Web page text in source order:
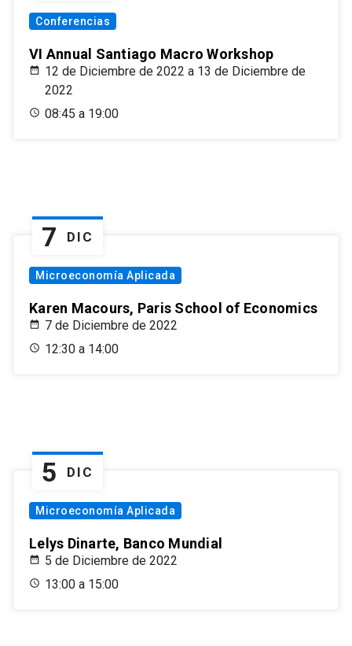
Conferencias
VI Annual Santiago Macro Workshop
12 de Diciembre de 2022 a 13 de Diciembre de
2022
08:45 a 19:00
7 DIC
Microeconomía Aplicada
Karen Macours, Paris School of Economics
7 de Diciembre de 2022
12:30 a 14:00
5 DIC
Microeconomía Aplicada
Lelys Dinarte, Banco Mundial
5 de Diciembre de 2022
13:00 a 15:00